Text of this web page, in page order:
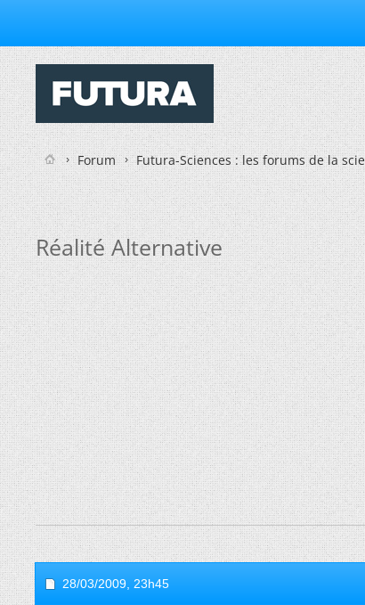
Forum Futura-Sciences : les forums de la
Réalité Alternative
28/03/2009, 23h45